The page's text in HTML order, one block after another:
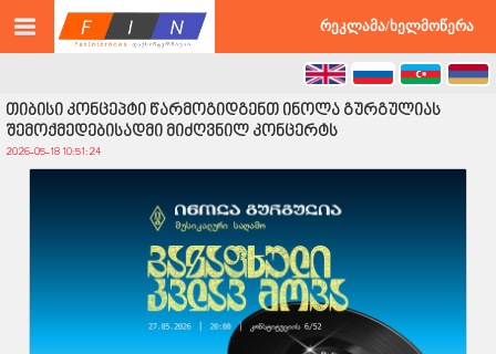
რეკლამა/ხელმოწერა
თიბისი კონცეპტი წარმოგიდგენთ ინოლა გურგულიას
შემოქმედებისადმი მიძღვნილ კონცერტს
2026-05-18 10:51:24
©2026 faxinternews.ge ყველა უფლება დაცულია